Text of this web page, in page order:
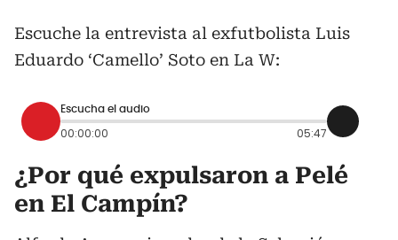
Escuche la entrevista al exfutbolista Luis
Eduardo ‘Camello’ Soto en La W:
Escucha el audio
00:00:00 05:47
¿Por qué expulsaron a Pelé
en El Campín?